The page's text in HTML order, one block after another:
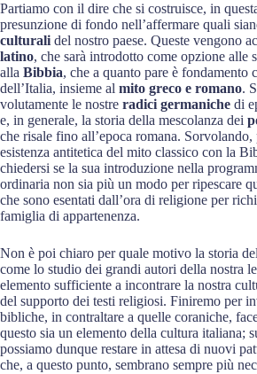
Partiamo con il dire che si costruisce, in
presunzione di fondo nell’affermare quali
culturali del nostro paese. Queste vengono
latino, che sarà introdotto come opzione alle
alla Bibbia, che a quanto pare è fondamento
dell’Italia, insieme al mito greco e romano.
volutamente le nostre radici germaniche di
e, in generale, la storia della mescolanza dei
che risale fino all’epoca romana.
esistenza antitetica del mito classico con la
chiedersi se la sua introduzione nella
ordinaria non sia più un modo per ripescare
che sono esentati dall’ora di religione per
famiglia di appartenenza.
Non è poi chiaro per quale motivo la storia
come lo studio dei grandi autori della nostra
elemento sufficiente a incontrare la nostra
del supporto dei testi religiosi. Finiremo per
bibliche, in contraltare a quelle coraniche,
questo sia un elemento della cultura italiana;
possiamo dunque restare in attesa di nuovi
che, a questo punto, sembrano sempre più